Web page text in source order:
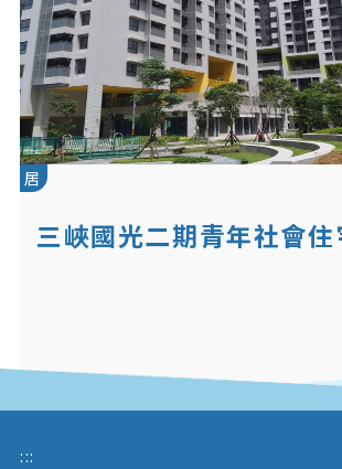
居
三峽國光二期青年社會住
:::